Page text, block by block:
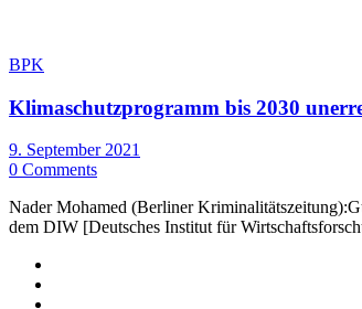
BPK
Klimaschutzprogramm bis 2030
9. September 2021
0 Comments
Nader Mohamed (Berliner
dem DIW [Deutsches Institut für